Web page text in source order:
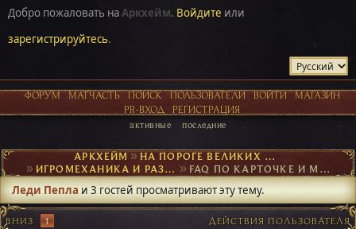
Добро пожаловать наАркхейм. Войдите или
зарегистрируйтесь.
ФОРУМ МАТЧАСТЬ ПОИСК ПОЛЬЗОВАТЕЛИ ВОЙТИ
МАГАЗИН
PR-ВХОД
РЕГИСТРАЦИЯ
активные последние
АРКХЕЙМ► НА ПОРОГЕ ВЕЛИКИХ ОТКРЫТИЙ
► ИГРОМЕХАНИКА И РАЗВИТИЕ ПЕРСОНАЖА ► FAQ ПО КАРТОЧКЕ И МАГАЗИНУ
Леди Пепла и 3 гостей просматривают эту тему.
ВНИЗ 1 ДЕЙСТВИЯ ПОЛЬЗОВАТЕЛЯ